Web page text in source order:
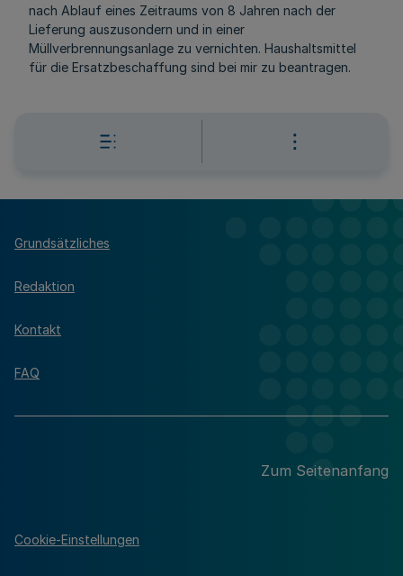
nach Ablauf eines Zeitraums von 8 Jahren nach der
Lieferung auszusondern und in einer
Müllverbrennungsanlage zu vernichten. Haushaltsmittel
für die Ersatzbeschaffung sind bei mir zu beantragen.
Grundsätzliches
Redaktion
Kontakt
FAQ
Zum Seitenanfang
Cookie-Einstellungen